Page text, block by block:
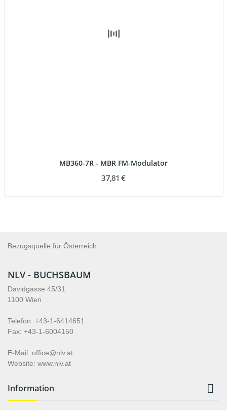
MB360-7R - MBR FM-Modulator
37,81 €
Bezugsquelle für Österreich:
NLV - BUCHSBAUM
Davidgasse 45/31
1100 Wien
Telefon: +43-1-6414651
Fax: +43-1-6004150
E-Mail: office@nlv.at
Website: www.nlv.at
Information 